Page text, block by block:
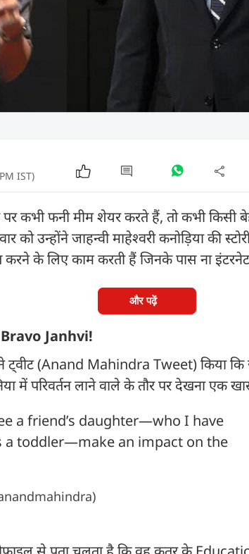
IST)
पर कभी फनी मीम शेयर करते हैं, तो कभी किसी
को उन्होंने जाहन्वी माहेश्वरी कनोड़िया की
करने के लिए काम करती हैं जिनके पास ना
और पढ़ें
Bravo Janhvi!
ट्वीट (Anand Mahindra Tweet) किया
में परिवर्तन लाने वाले के तौर पर देखना एक
a friend’s daughter—who I have
a toddler—make an impact on the